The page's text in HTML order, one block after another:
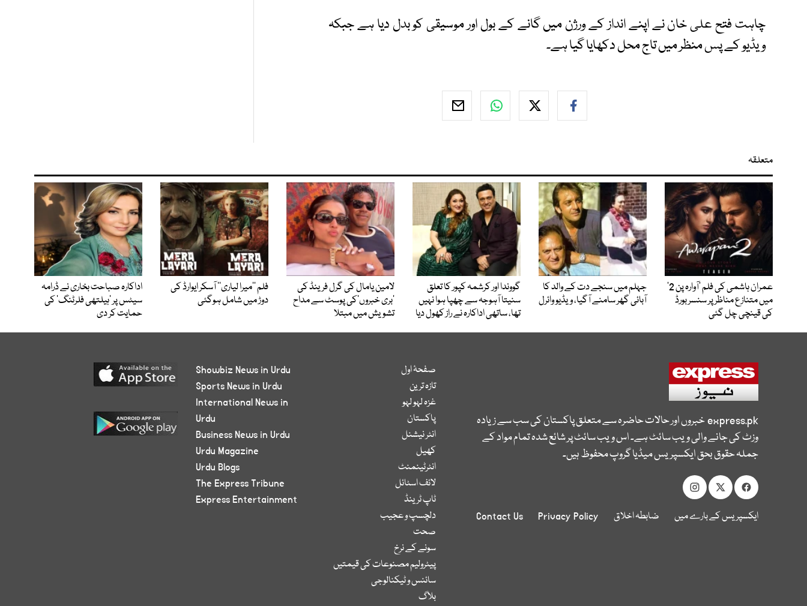
چاہت فتح علی خان نے اپنے انداز کے ورژن میں گانے کے بول اور موسیقی کو بدل دیا ہے جبکہ
ویڈیو کے پس منظر میں تاج محل دکھایا گیا ہے۔
متعلقہ
عمران ہاشمی کی فلم ’آوارہ پن 2‘
میں متنازع مناظر پر سنسر بورڈ
کی قینچی چل گئی
جہلم میں سنجے دت کے والد کا
آبائی گھر سامنے آگیا، ویڈیو وائرل
گووندا اور کرشمہ کپور کا تعلق
سنیتا آہوجہ سے چھپا ہوا نہیں
تھا، ساتھی اداکارہ نے راز کھول دیا
لامین یامال کی گرل فرینڈ کی
’بری خبروں‘کی پوسٹ سے مداح
تشویش میں مبتلا
فلم ’’میرا لیاری‘‘ آسکر ایوارڈ کی
دوڑ میں شامل ہوگئی
اداکارہ صباحت بخاری نے ڈرامہ
سیٹس پر ’ہیلتھی فلرٹنگ‘ کی
حمایت کر دی
express.pkخبروں اور حالات حاضرہ سے متعلق پاکستان کی سب سے زیادہ
وزٹ کی جانے والی ویب سائٹ ہے۔ اس ویب سائٹ پر شائع شدہ تمام مواد کے
جملہ حقوق بحق ایکسپریس میڈیا گروپ محفوظ ہیں۔
ایکسپریس کے بارے میں ضابطہ اخلاق Privacy Policy
Contact Us
صفحۂ اول
تازہ ترین
غزہ لہو لہو
پاکستان
انٹر نیشنل
کھیل
انٹرٹینمنٹ
لائف اسٹائل
ٹاپ ٹرینڈ
دلچسپ و عجیب
صحت
سونے کے نرخ
پیٹرولیم مصنوعات کی قیمتیں
سائنس و ٹیکنالوجی
بلاگ
Showbiz News in Urdu
Sports News in Urdu
International News in
Urdu
Business News in Urdu
Urdu Magazine
Urdu Blogs
The Express Tribune
Express Entertainment